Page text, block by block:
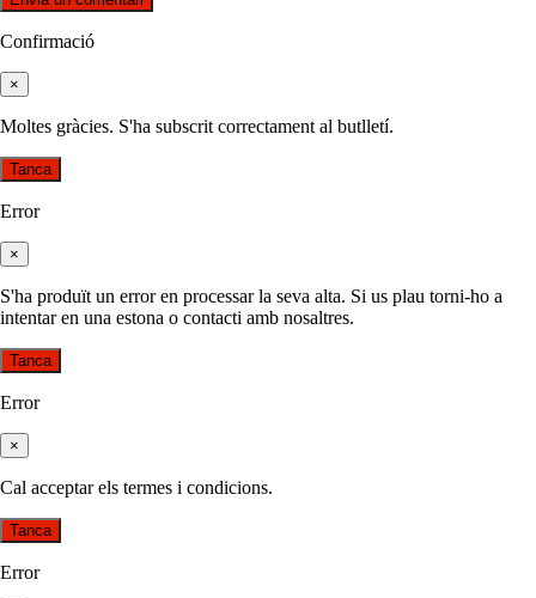
Confirmació
×
Moltes gràcies. S'ha subscrit correctament al butlletí.
Tanca
Error
×
S'ha produït un error en processar la seva alta. Si us plau torni-ho a
intentar en una estona o contacti amb nosaltres.
Tanca
Error
×
Cal acceptar els termes i condicions.
Tanca
Error